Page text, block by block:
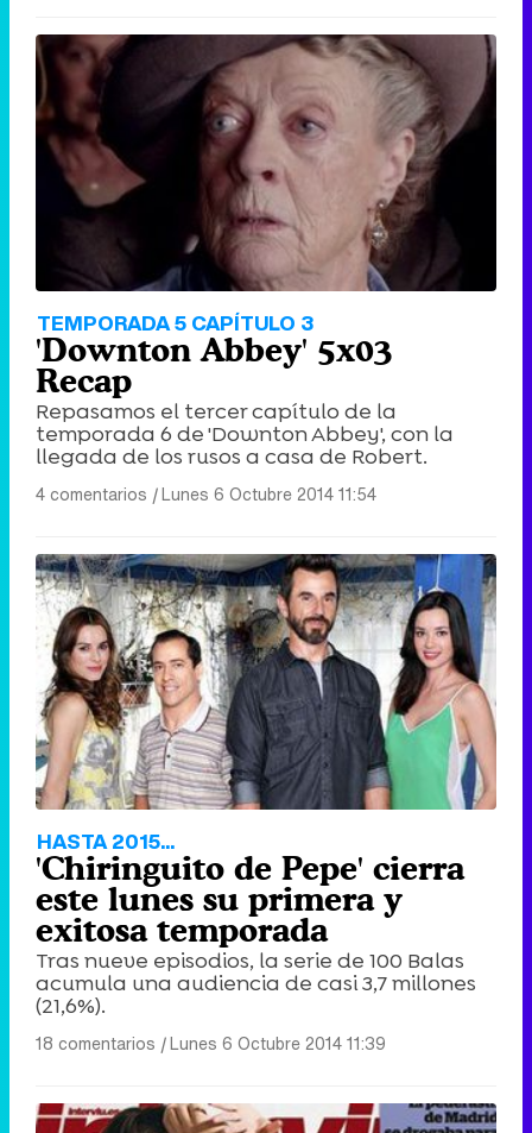
TEMPORADA 5 CAPÍTULO 3
'Downton Abbey' 5x03
Recap
Repasamos el tercer capítulo de la
temporada 6 de 'Downton Abbey', con la
llegada de los rusos a casa de Robert.
4 comentarios |Lunes 6 Octubre 2014 11:54
HASTA 2015...
'Chiringuito de Pepe' cierra
este lunes su primera y
exitosa temporada
Tras nueve episodios, la serie de 100 Balas
acumula una audiencia de casi 3,7 millones
(21,6%).
18 comentarios |Lunes 6 Octubre 2014 11:39